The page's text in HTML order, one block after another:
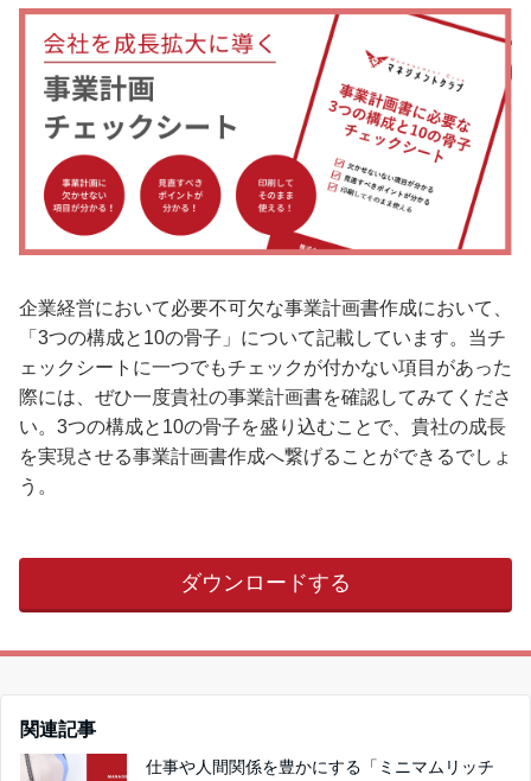
企業経営において必要不可欠な事業計画書作成において、
「3つの構成と10の骨子」について記載しています。当チ
ェックシートに一つでもチェックが付かない項目があった
際には、ぜひ一度貴社の事業計画書を確認してみてくださ
い。3つの構成と10の骨子を盛り込むことで、貴社の成長
を実現させる事業計画書作成へ繋げることができるでしょ
う。
ダウンロードする
関連記事
仕事や人間関係を豊かにする「ミニマムリッチ